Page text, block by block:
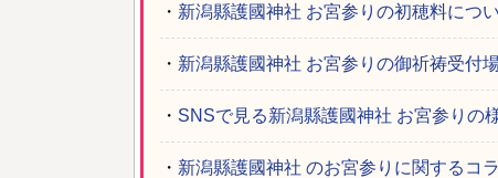
・ 新潟縣護國神社 お宮参りの初穂料につ
・ 新潟縣護國神社 お宮参りの御祈祷受付
・ SNSで見る新潟縣護國神社 お宮参りの
・ 新潟縣護國神社 のお宮参りに関するコ